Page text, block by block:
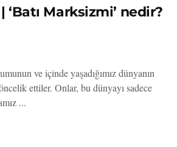
Marksizmi’ nedir?
ve içinde yaşadığımız dünyanın
ettiler. Onlar, bu dünyayı sadece
...